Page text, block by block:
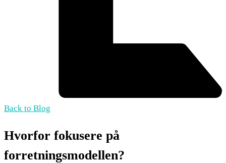
Back to Blog
Hvorfor fokusere på
forretningsmodellen?